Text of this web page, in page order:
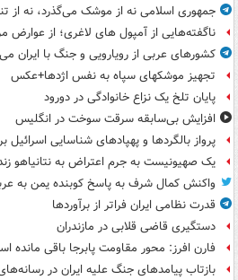
جمهوری اسلامی نه از موشک می‌گذرد، نه از
ناگفته‌هایی از آمپول های لاغری؛ از عوارض
کشورهای عربی از رویارویی و جنگ با ایران
تجهیز موشکهای سپاه به نفس اژدها+عکس
پایان تلخ یک نزاع خانوادگی در دورود
افزایش بی‌سابقه سرقت سوخت در انگلیس
پرواز بالگردها و پهپادهای شناسایی اسرائیل
یک صهیونیست به جرم اعتراض به نتانیاهو
واکنش کمال شرف به پاسخ کوبنده یمن به
قدرت نظامی ایران فراتر از برآوردها
دستگیری قاضی قلابی در مازندران
فارن افرز: محور مقاومت پابرجا باقی مانده
بازتاب پیامدهای جنگ علیه ایران در